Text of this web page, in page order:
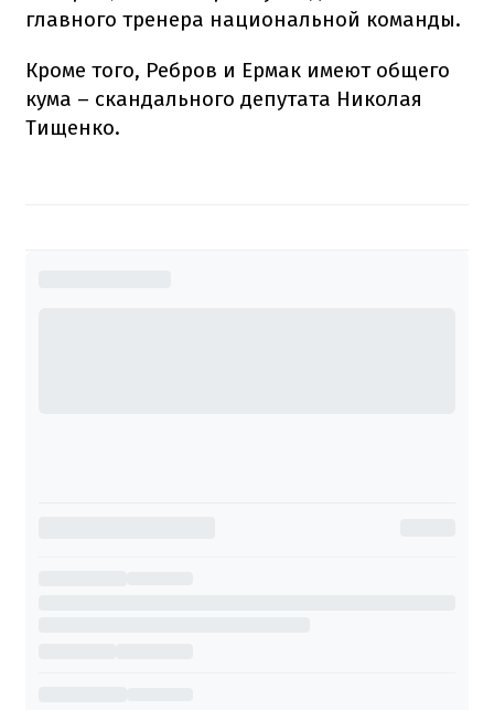
главного тренера национальной команды.
Кроме того, Ребров и Ермак имеют общего
кума – скандального депутата Николая
Тищенко.